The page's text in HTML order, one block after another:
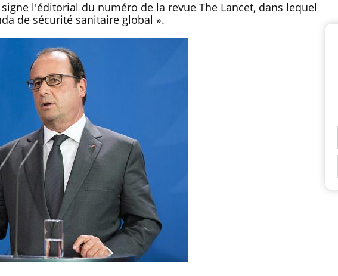
l'éditorial du numéro de la revue The Lancet, dans lequel
de sécurité sanitaire global ».
Cancer colorectal : une
stratégie simple aurait
changé la donne au Pays
basque
Chikungunya, dengue,
West Nile : que se passe-
t-il dans le sud de la
France ?
Les médicaments GLP-1
protègent-ils aussi les os